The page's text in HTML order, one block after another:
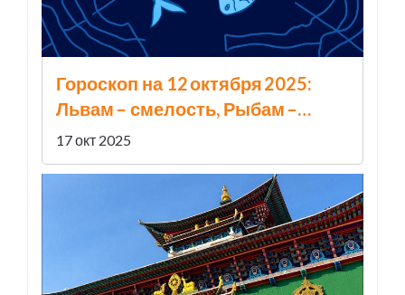
Гороскоп на 12 октября 2025:
Львам – смелость, Рыбам –
творческий подъем
17 окт 2025